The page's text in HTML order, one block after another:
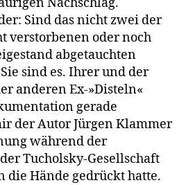
Sind das nicht zwei der
verstor­benen oder noch
abgetauchten
sind es. Ihrer und der
anderen Ex-»Dis­teln«
gerade
der Au­tor Jürgen Klammer
während der
Tucholsky-Gesellschaft
die Hände gedrückt hatte.